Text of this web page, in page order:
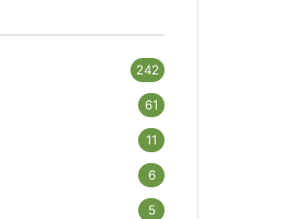
242
61
11
6
5